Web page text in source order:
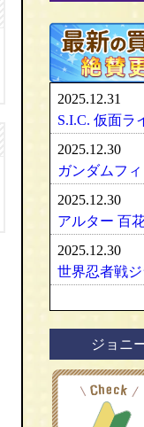
RAH
VCD
アルター/ALTER
グッドスマイル
壽屋/コトブキヤ
グリフォンエン
フリーイング/
やまと/YAMATO
ダイキ工業/DAIKI
シルバニアファ
マドレーヌちゃん
ベアブリック・
メディコムトイ
セキグチ
ペットワークス/
やまと/YAMATO
ママチャップトイ
オビツドール/
ダイヤペット/
アオシマ / DISM
ブラーゴ/Bburago
ヘルパ/herpa
大盛屋 ミクロペ
イクソ/IXO
ﾋﾞｰﾋﾞｰｱｰﾙ/BBR
アメリカ車
イタリア車
フランス車
アーマード・コア
スーパーロボッ
魔神英雄伝ワタル
車・バイク
戦車・軍用機・軍
旅客機/飛行機
船・ボート
建築物
デコトラ
ミニ四駆
タミヤ/田宮模型
ハセガワ/長谷川
フジミ模型/FUJIMI
アオシマ/青島文
カトー/KATO
トミックス/TOMIX
ﾏｲｸﾛｴｰｽ/MICRO
ｸﾞﾘｰﾝﾏｯｸｽ/
ワールド工芸
Bトレインショー
モデモ/MODEMO
エンドウ/TER
ピノチオ模型
鉄道模型社
レーマン/LGB
2025.12.31
2025.12.30
2025.12.30
アルター 百
2025.12.30
ジョニ